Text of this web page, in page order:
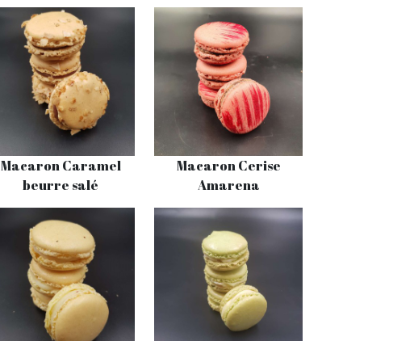
Macaron Caramel
beurre salé
Macaron Cerise
Amarena